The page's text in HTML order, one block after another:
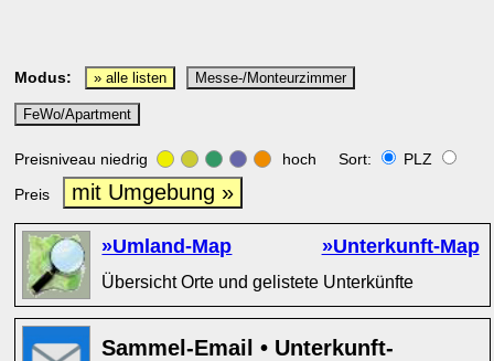
Modus: » alle listen Messe-/Monteurzimmer
FeWo/Apartment
Preisniveau niedrig hoch Sort:
PLZ
Preis
mit Umgebung »
»Umland-Map »Unterkunft-Map
Übersicht Orte und gelistete Unterkünfte
Sammel-Email • Unterkunft-